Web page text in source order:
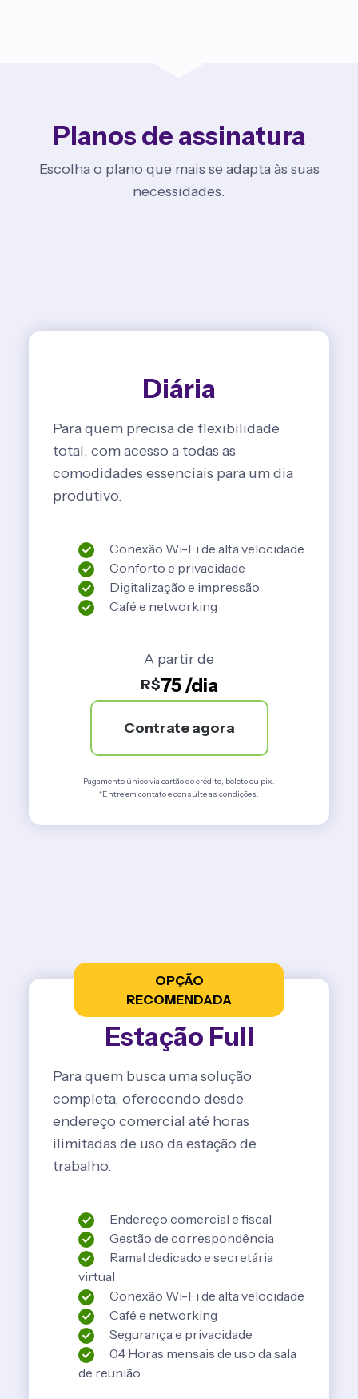
Planos de assinatura
Escolha o plano que mais se adapta às suas
necessidades.
Diária
Para quem precisa de flexibilidade
total, com acesso a todas as
comodidades essenciais para um dia
produtivo.
Conexão Wi-Fi de alta velocidade
Conforto e privacidade
Digitalização e impressão
Café e networking
A partir de
R$75 /dia
Contrate agora
Pagamento único via cartão de crédito, boleto ou pix.
*Entre em contato e consulte as condições.
OPÇÃO
RECOMENDADA
Estação Full
Para quem busca uma solução
completa, oferecendo desde
endereço comercial até horas
ilimitadas de uso da estação de
trabalho.
Endereço comercial e fiscal
Gestão de correspondência
Ramal dedicado e secretária
virtual
Conexão Wi-Fi de alta velocidade
Café e networking
Segurança e privacidade
04 Horas mensais de uso da sala
de reunião